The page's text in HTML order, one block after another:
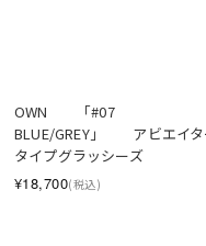
OWN　　「#07
BLUE/GREY」　　アビエイ
タイプグラッシーズ
¥18,700(税込)